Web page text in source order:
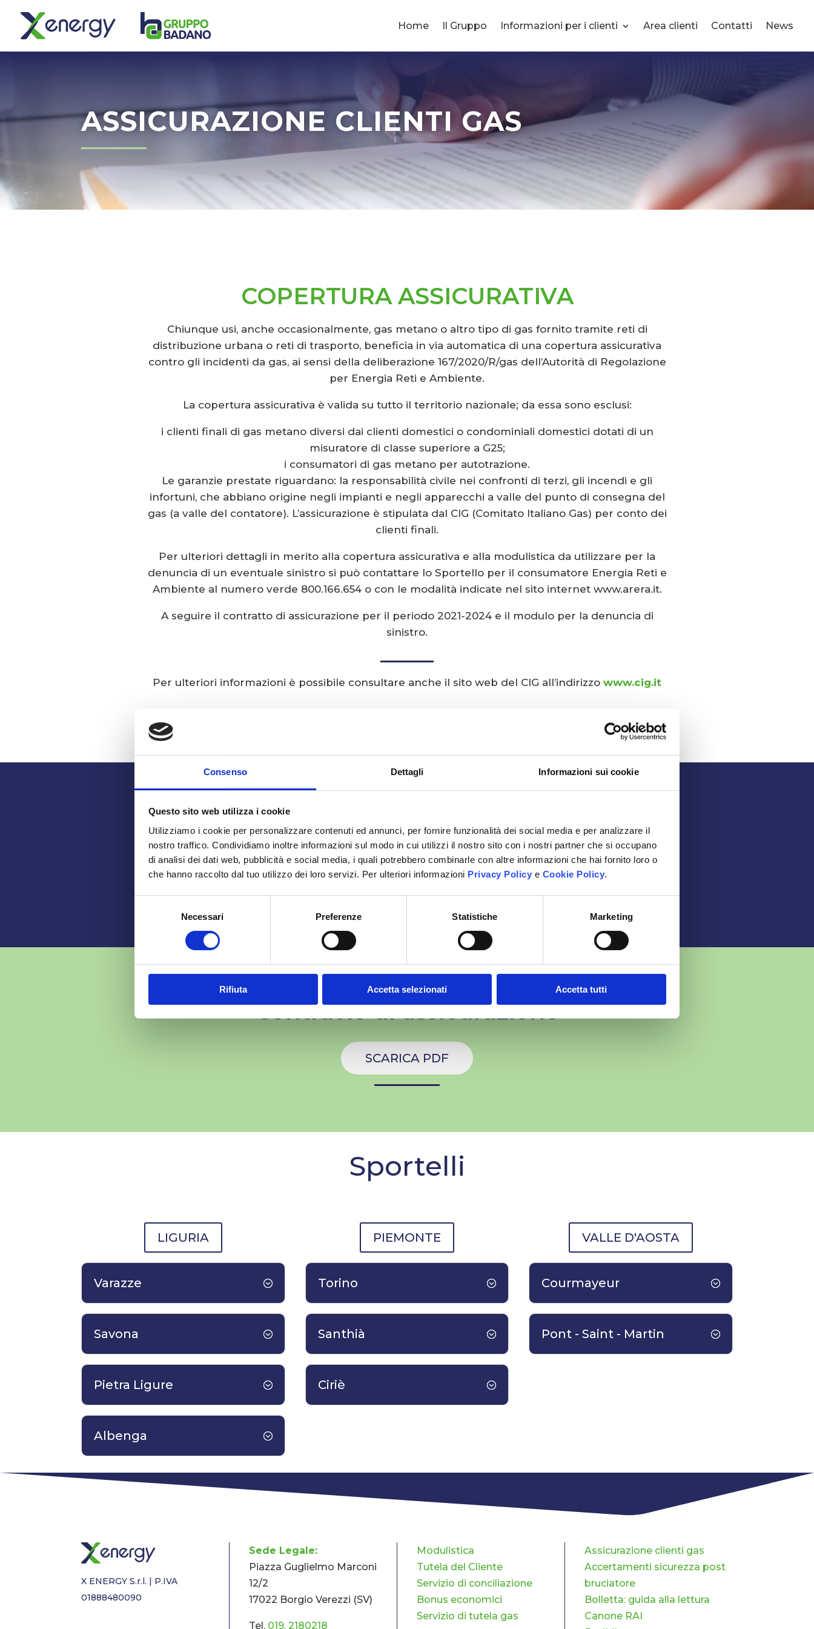
Consenso Dettagli Informazioni sui cookie
Questo sito web utilizza i cookie
Utilizziamo i cookie per personalizzare contenuti ed annunci, per fornire funzionalità dei social media e per analizzare il
nostro traffico. Condividiamo inoltre informazioni sul modo in cui utilizzi il nostro sito con i nostri partner che si occupano
di analisi dei dati web, pubblicità e social media, i quali potrebbero combinarle con altre informazioni che hai fornito loro o
che hanno raccolto dal tuo utilizzo dei loro servizi. Per ulteriori informazioni Privacy Policy e Cookie Policy.
Necessari Preferenze Statistiche Marketing
Rifiuta Accetta selezionati Accetta tutti
Home Il Gruppo Informazioni per i clienti Area clienti Contatti News
ASSICURAZIONE CLIENTI GAS
COPERTURA ASSICURATIVA
Chiunque usi, anche occasionalmente, gas metano o altro tipo di gas fornito tramite reti di
distribuzione urbana o reti di trasporto, beneficia in via automatica di una copertura assicurativa
contro gli incidenti da gas, ai sensi della deliberazione 167/2020/R/gas dell’Autorità di Regolazione
per Energia Reti e Ambiente.
La copertura assicurativa è valida su tutto il territorio nazionale; da essa sono esclusi:
i clienti finali di gas metano diversi dai clienti domestici o condominiali domestici dotati di un
misuratore di classe superiore a G25;
i consumatori di gas metano per autotrazione.
Le garanzie prestate riguardano: la responsabilità civile nei confronti di terzi, gli incendi e gli
infortuni, che abbiano origine negli impianti e negli apparecchi a valle del punto di consegna del
gas (a valle del contatore). L’assicurazione è stipulata dal CIG (Comitato Italiano Gas) per conto dei
clienti finali.
Per ulteriori dettagli in merito alla copertura assicurativa e alla modulistica da utilizzare per la
denuncia di un eventuale sinistro si può contattare lo Sportello per il consumatore Energia Reti e
Ambiente al numero verde 800.166.654 o con le modalità indicate nel sito internet www.arera.it.
A seguire il contratto di assicurazione per il periodo 2021-2024 e il modulo per la denuncia di
sinistro.
Per ulteriori informazioni è possibile consultare anche il sito web del CIG all’indirizzo www.cig.it
Modulo Denuncia Sinistri
SCARICA PDF
Contratto di assicurazione
SCARICA PDF
Sportelli
LIGURIA
Varazze
Savona
Pietra Ligure
Albenga
PIEMONTE
Torino
Santhià
Ciriè
VALLE D'AOSTA
Courmayeur
Pont - Saint - Martin
X ENERGY S.r.l. | P.IVA
01888480090
Sede Legale:
Piazza Guglielmo Marconi
12/2
17022 Borgio Verezzi (SV)
Tel. 019. 2180218
Modulistica
Tutela del Cliente
Servizio di conciliazione
Bonus economici
Servizio di tutela gas
Assicurazione clienti gas
Accertamenti sicurezza post
bruciatore
Bolletta: guida alla lettura
Canone RAI